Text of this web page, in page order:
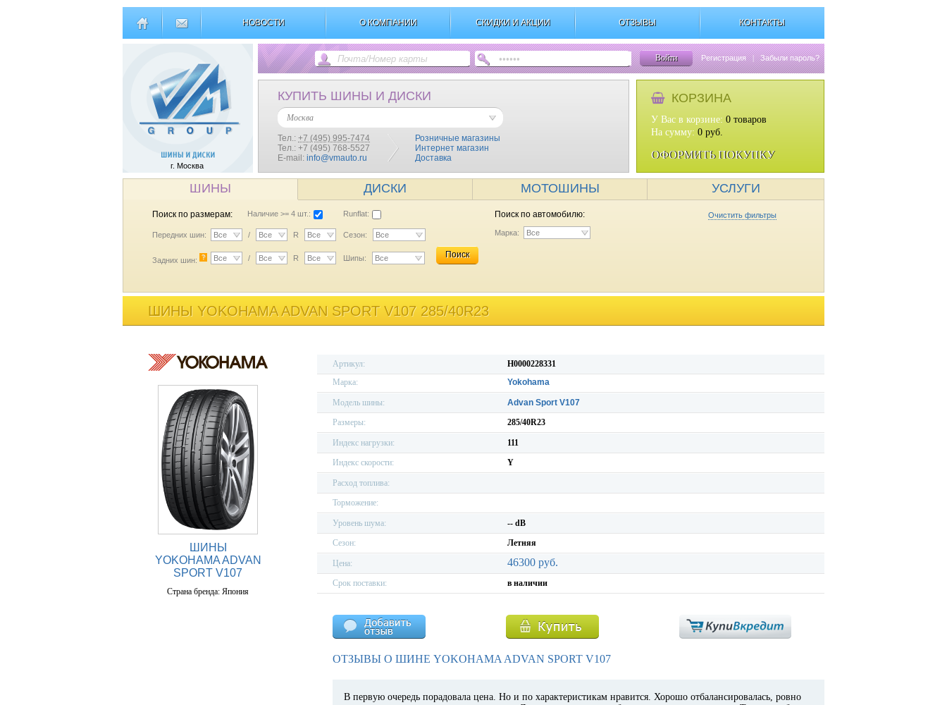
НОВОСТИ О КОМПАНИИ СКИДКИ И АКЦИИ ОТЗЫВЫ КОНТАКТЫ
г. Москва
Войти Регистрация | Забыли пароль?
КУПИТЬ ШИНЫ И ДИСКИ
Москва
Тел.: +7 (495) 995-7474
Тел.: +7 (495) 768-5527
E-mail: info@vmauto.ru
Розничные магазины
Интернет магазин
Доставка
КОРЗИНА
У Вас в корзине: 0 товаров
На сумму: 0 руб.
ОФОРМИТЬ ПОКУПКУ
ШИНЫ ДИСКИ МОТОШИНЫ УСЛУГИ
Поиск по размерам: Наличие >= 4 шт.: Runflat:
Передних шин: Все / Все R Все Сезон: Все
Задних шин: ? Все / Все R Все Шипы: Все Поиск
Поиск по автомобилю: Очистить фильтры
Марка: Все
ШИНЫ YOKOHAMA ADVAN SPORT V107 285/40R23
ШИНЫ
YOKOHAMA ADVAN
SPORT V107
Страна бренда: Япония
Артикул:
H0000228331
Марка:
Yokohama
Модель шины:
Advan Sport V107
Размеры:
285/40R23
Индекс нагрузки:
111
Индекс скорости:
Y
Расход топлива:
Торможение:
Уровень шума:
-- dB
Сезон:
Летняя
Цена: 46300 руб.
Срок поставки: в наличии
ОТЗЫВЫ О ШИНЕ YOKOHAMA ADVAN SPORT V107
В первую очередь порадовала цена. Но и по характеристикам нравится. Хорошо отбалансировалась, ровно